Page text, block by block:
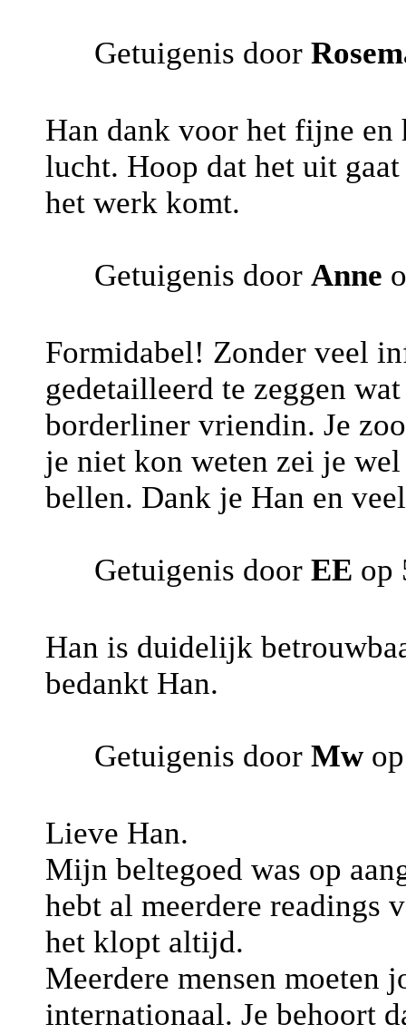
Getuigenis door
Han dank voor het fijne en
lucht. Hoop dat het uit
het werk komt.
Getuigenis door Anne
Formidabel! Zonder veel
gedetailleerd te zeggen
borderliner vriendin. Je
je niet kon weten zei je
bellen. Dank je Han en
Getuigenis door EE op
Han is duidelijk
bedankt Han.
Getuigenis door Mwop
Lieve Han.
Mijn beltegoed was op
hebt al meerdere readings
het klopt altijd.
Meerdere mensen moeten
internationaal. Je behoort